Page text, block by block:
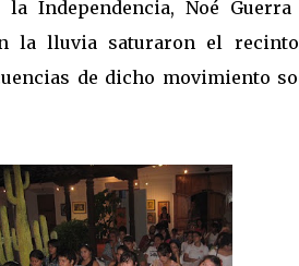
Independencia, Noé
la lluvia saturaron el
de dicho movimiento